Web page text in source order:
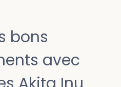
bons
avec